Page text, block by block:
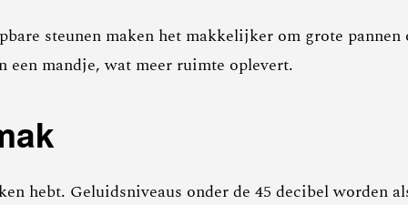
steunen maken het makkelijker om grote
een mandje, wat meer ruimte oplevert.
hebt. Geluidsniveaus onder de 45 decibel worden